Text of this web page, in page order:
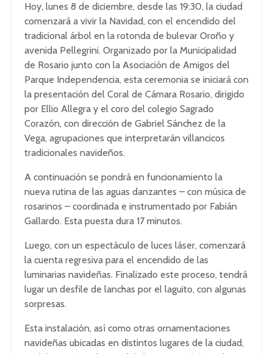
Hoy, lunes 8 de diciembre, desde las 19:30, la ciudad
comenzará a vivir la Navidad, con el encendido del
tradicional árbol en la rotonda de bulevar Oroño y
avenida Pellegrini. Organizado por la Municipalidad
de Rosario junto con la Asociación de Amigos del
Parque Independencia, esta ceremonia se iniciará con
la presentación del Coral de Cámara Rosario, dirigido
por Ellio Allegra y el coro del colegio Sagrado
Corazón, con dirección de Gabriel Sánchez de la
Vega, agrupaciones que interpretarán villancicos
tradicionales navideños.
A continuación se pondrá en funcionamiento la
nueva rutina de las aguas danzantes – con música de
rosarinos – coordinada e instrumentado por Fabián
Gallardo. Esta puesta dura 17 minutos.
Luego, con un espectáculo de luces láser, comenzará
la cuenta regresiva para el encendido de las
luminarias navideñas. Finalizado este proceso, tendrá
lugar un desfile de lanchas por el laguito, con algunas
sorpresas.
Esta instalación, así como otras ornamentaciones
navideñas ubicadas en distintos lugares de la ciudad,